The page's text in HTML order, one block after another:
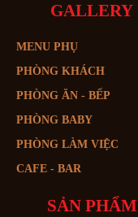
GALLERY
MENU PHỤ
PHÒNG KHÁCH
PHÒNG ĂN - BẾP
PHÒNG BABY
PHÒNG LÀM VIỆC
CAFE - BAR
SẢN PHẨM